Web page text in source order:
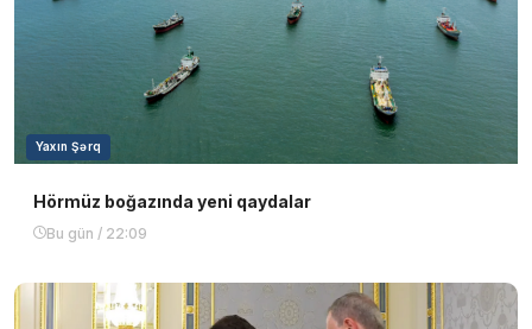
Yaxın Şərq
Hörmüz boğazında yeni qaydalar
Bu gün / 22:09